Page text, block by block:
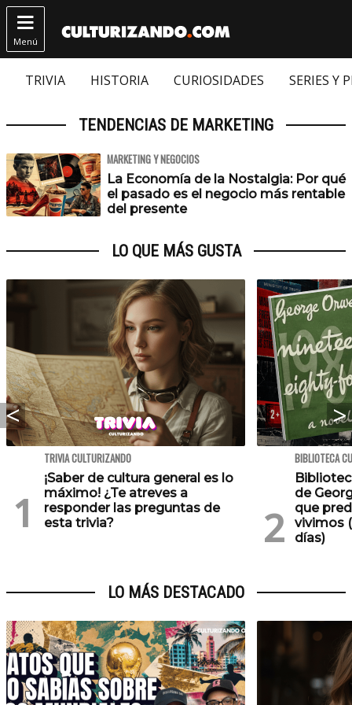

Menú
TRIVIA HISTORIA CURIOSIDADES SERIES Y
TENDENCIAS DE MARKETING
MARKETING Y NEGOCIOS
La Economía de la Nostalgia: Por qué
el pasado es el negocio más rentable
del presente
LO QUE MÁS GUSTA
TRIVIA CULTURIZANDO
¡Saber de cultura general es lo
máximo! ¿Te atreves a
responder las preguntas de
esta trivia?
BIBLIOTECA
de
que
vivimos
días)
LO MÁS DESTACADO